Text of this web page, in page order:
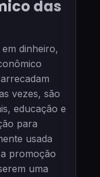
das
dinheiro,
vezes, são
educação e
para
usada
promoção
uma